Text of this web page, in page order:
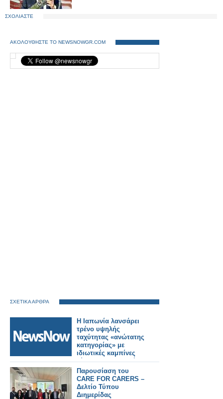
ΣΧΟΛΙΑΣΤΕ
ΑΚΟΛΟΥΘΗΣΤΕ ΤΟ NEWSNOWGR.COM
ΣΧΕΤΙΚΑ ΑΡΘΡΑ
Η Ιαπωνία λανσάρει
τρένο υψηλής
ταχύτητας «ανώτατης
κατηγορίας» με
ιδιωτικές καμπίνες
τύπου αεροπορικής
εταιρείας.
Παρουσίαση του
CARE FOR CARERS –
Δελτίο Τύπου
Διημερίδας